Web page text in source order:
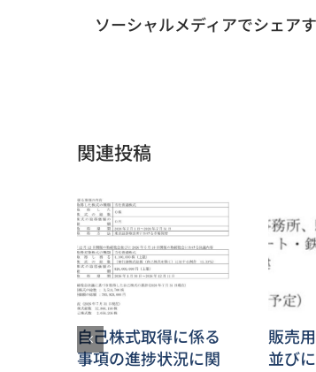
ソーシャルメディアでシェア
関連投稿
自己株式取得に係る
事項の進捗状況に関
販売
並び